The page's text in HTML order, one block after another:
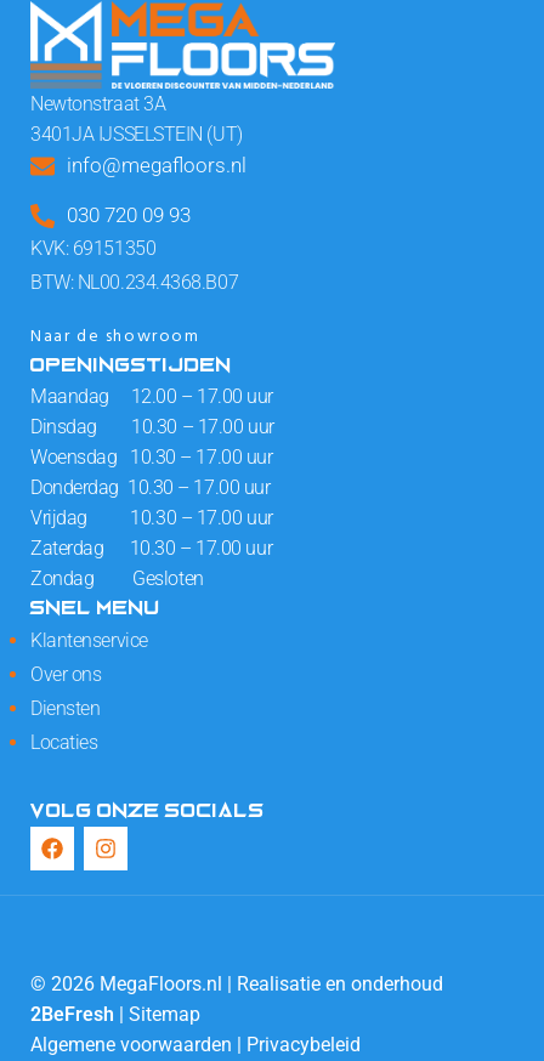
Newtonstraat 3A
3401JA IJSSELSTEIN (UT)
info@megafloors.nl
030 720 09 93
KVK: 69151350
BTW: NL00.234.4368.B07
Naar de showroom
OPENINGSTIJDEN
Maandag 12.00 – 17.00 uur
Dinsdag 10.30 – 17.00 uur
Woensdag 10.30 – 17.00 uur
Donderdag 10.30 – 17.00 uur
Vrijdag 10.30 – 17.00 uur
Zaterdag 10.30 – 17.00 uur
Zondag Gesloten
SNEL MENU
Klantenservice
Over ons
Diensten
Locaties
VOLG ONZE SOCIALS
© 2026 MegaFloors.nl | Realisatie en onderhoud
2BeFresh | Sitemap
Algemene voorwaarden | Privacybeleid